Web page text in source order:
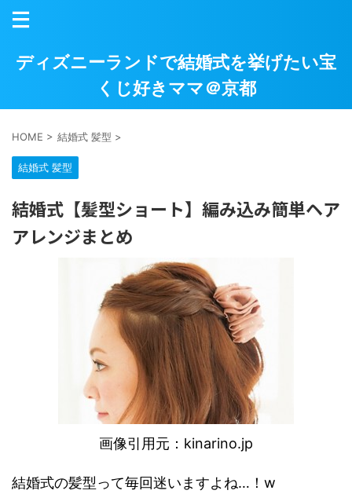
ディズニーランドで結婚式を挙げたい宝
くじ好きママ＠京都
HOME > 結婚式 髪型 >
結婚式 髪型
結婚式【髪型ショート】編み込み簡単ヘア
アレンジまとめ
画像引用元： kinarino.jp
結婚式の髪型って毎回迷いますよね…！w